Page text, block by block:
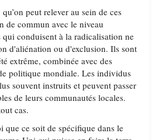
peut relever au sein de ces
de commun avec le niveau
conduisent à la radicalisation ne
d'aliénation ou d'exclusion. Ils sont
extrême, combinée avec des
politique mondiale. Les individus
souvent instruits et peuvent passer
de leurs communautés locales.
cas.
que ce soit de spécifique dans le